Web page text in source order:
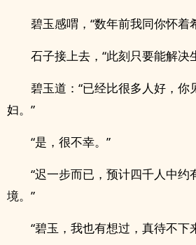
碧玉感喟，“数年前我同你怀
石子接上去，“此刻只要能解
碧玉道：“已经比很多人好，你
妇。”
“是，很不幸。”
“迟一步而已，预计四千人中约
境。”
“碧玉，我也有想过，真待不下